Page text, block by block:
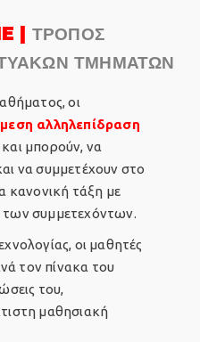
| ΤΡΟΠΟΣ
ΤΜΗΜΑΤΩΝ
οι
αλληλεπίδραση
και μπορούν, να
να συμμετέχουν στο
κανονική τάξη με
συμμετεχόντων.
οι μαθητές
τον πίνακα του
του,
μαθησιακή